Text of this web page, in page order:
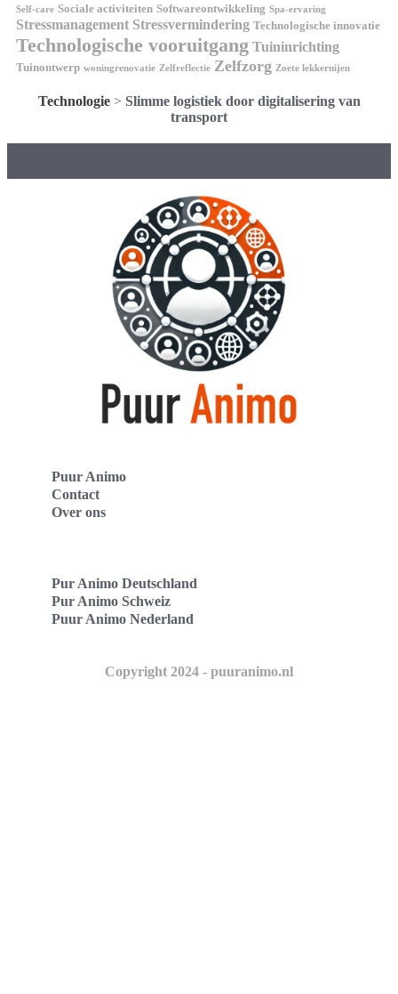
Self-care Sociale activiteiten Softwareontwikkeling Spa-ervaring
Stressmanagement Stressvermindering Technologische innovatie
Technologische vooruitgang Tuininrichting
Tuinontwerp woningrenovatie Zelfreflectie Zelfzorg Zoete lekkernijen
Technologie> Slimme logistiek door digitalisering van
transport
Puur Animo
Contact
Over ons
Pur Animo Deutschland
Pur Animo Schweiz
Puur Animo Nederland
Copyright 2024 - puuranimo.nl